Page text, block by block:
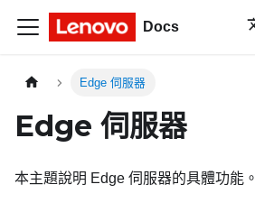
Docs
Edge 伺服器
Edge 伺服器
本主題說明 Edge 伺服器的具體功能。